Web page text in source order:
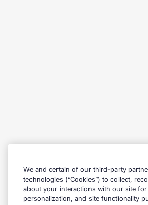
We and certain of our third-party
technologies (“Cookies”) to collect,
about your interactions with our site
personalization, and site functionality